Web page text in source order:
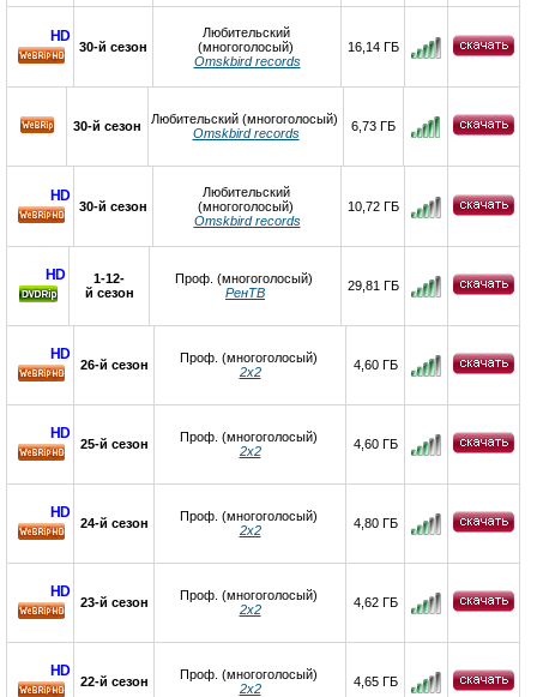
HD
30-й сезон
Любительский
(многоголосый)
Omskbird records
16,14 ГБ
30-й сезон
Любительский (многоголосый)
Omskbird records
6,73 ГБ
HD
30-й сезон
Любительский
(многоголосый)
Omskbird records
10,72 ГБ
HD
1-12-
й сезон
Проф. (многоголосый)
РенТВ
29,81 ГБ
HD
26-й сезон
Проф. (многоголосый)
2х2
4,60 ГБ
HD
25-й сезон
Проф. (многоголосый)
2х2
4,60 ГБ
HD
24-й сезон
Проф. (многоголосый)
2х2
4,80 ГБ
HD
23-й сезон
Проф. (многоголосый)
2х2
4,62 ГБ
HD
22-й сезон
Проф. (многоголосый)
2х2
4,65 ГБ